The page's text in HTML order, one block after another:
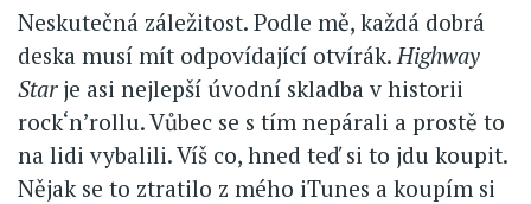
Neskutečná záležitost. Podle mě, každá dobrá
deska musí mít odpovídající otvírák. Highway
Starje asi nejlepší úvodní skladba v historii
rock‘n’rollu. Vůbec se s tím nepárali a prostě to
na lidi vybalili. Víš co, hned teď si to jdu koupit.
Nějak se to ztratilo z mého iTunes a koupím si